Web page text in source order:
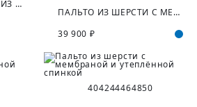
УТЕПЛЁННОЕ ПАЛЬТО ИЗ ШЕРСТИ С ПОДОГРЕВОМ
ПАЛЬТО ИЗ ШЕРСТИ С МЕМБРАНОЙ И УТЕПЛЁННОЙ СПИНКОЙ
39 900 ₽
404244464850